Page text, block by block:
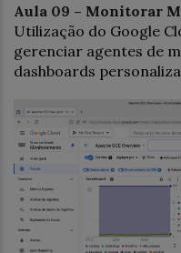
Aula 09 – Monitorar
Utilização do Google
gerenciar agentes de
dashboards